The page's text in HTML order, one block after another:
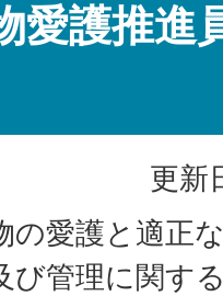
愛護推進
更新
の愛護と適正
び管理に関す